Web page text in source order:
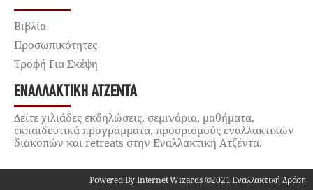
Βιβλία
Προσωπικότητες
Τροφή Για Σκέψη
ΕΝΑΛΛΑΚΤΙΚΉ ΑΤΖΈΝΤΑ
Δείτε χιλιάδες εκδηλώσεις, σεμινάρια, μαθήματα,
εκπαιδευτικά προγράμματα, προορισμούς εναλλακτικών
διακοπών και retreats στην Εναλλακτική Ατζέντα.
Powered By Internet Wizards ©2021 Εναλλακτική Δράση